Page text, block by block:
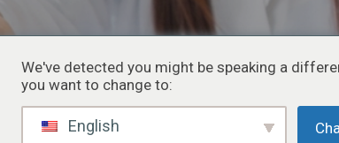
リーソフトのレ
無料のソフトやアプリをお届けるす
We've detected you might be speaking a
you want to change to:
English